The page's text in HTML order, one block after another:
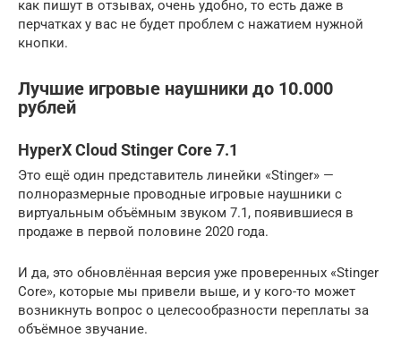
как пишут в отзывах, очень удобно, то есть даже в
перчатках у вас не будет проблем с нажатием нужной
кнопки.
Лучшие игровые наушники до 10.000
рублей
HyperX Cloud Stinger Core 7.1
Это ещё один представитель линейки «Stinger» —
полноразмерные проводные игровые наушники с
виртуальным объёмным звуком 7.1, появившиеся в
продаже в первой половине 2020 года.
И да, это обновлённая версия уже проверенных «Stinger
Core», которые мы привели выше, и у кого-то может
возникнуть вопрос о целесообразности переплаты за
объёмное звучание.